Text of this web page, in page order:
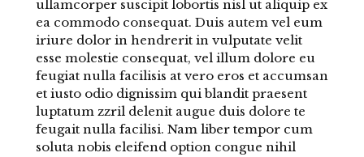
ullamcorper suscipit lobortis nisl ut aliquip ex
ea commodo consequat. Duis autem vel eum
iriure dolor in hendrerit in vulputate velit
esse molestie consequat, vel illum dolore eu
feugiat nulla facilisis at vero eros et accumsan
et iusto odio dignissim qui blandit praesent
luptatum zzril delenit augue duis dolore te
feugait nulla facilisi. Nam liber tempor cum
soluta nobis eleifend option congue nihil